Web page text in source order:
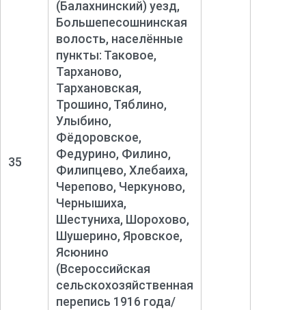
35
(Балахнинский) уезд,
Большепесошнинская
волость, населённые
пункты: Таковое,
Тарханово,
Тархановская,
Трошино, Тяблино,
Улыбино,
Фёдоровское,
Федурино, Филино,
Филипцево, Хлебаиха,
Черепово, Черкуново,
Чернышиха,
Шестуниха, Шорохово,
Шушерино, Яровское,
Ясюнино
(Всероссийская
сельскохозяйственная
перепись 1916 года/